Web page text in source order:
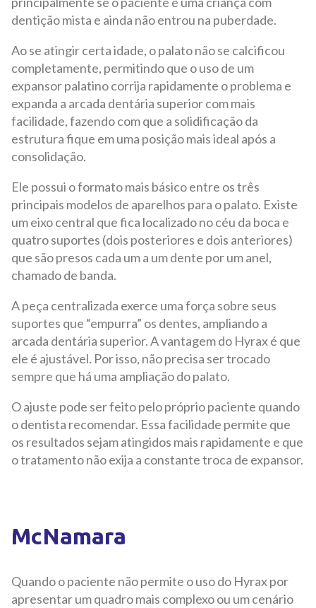
dentição mista e ainda não entrou na puberdade.
Ao se atingir certa idade, o palato não se calcificou
completamente, permitindo que o uso de um
expansor palatino corrija rapidamente o problema e
expanda a arcada dentária superior com mais
facilidade, fazendo com que a solidificação da
estrutura fique em uma posição mais ideal após a
consolidação.
Ele possui o formato mais básico entre os três
principais modelos de aparelhos para o palato. Existe
um eixo central que fica localizado no céu da boca e
quatro suportes (dois posteriores e dois anteriores)
que são presos cada um a um dente por um anel,
chamado de banda.
A peça centralizada exerce uma força sobre seus
suportes que “empurra” os dentes, ampliando a
arcada dentária superior. A vantagem do Hyrax é que
ele é ajustável. Por isso, não precisa ser trocado
sempre que há uma ampliação do palato.
O ajuste pode ser feito pelo próprio paciente quando
o dentista recomendar. Essa facilidade permite que
os resultados sejam atingidos mais rapidamente e que
o tratamento não exija a constante troca de expansor.
McNamara
Quando o paciente não permite o uso do Hyrax por
apresentar um quadro mais complexo ou um cenário